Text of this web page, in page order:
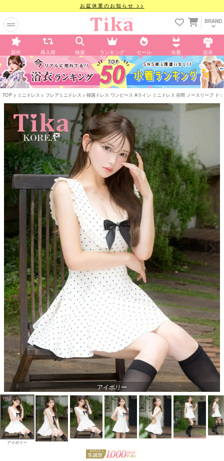
お盆休業のお知らせ >>
BRAND
新作 再入荷 検索 ランキング セール 水着 浴衣
TOP ミニドレス フレアミニドレス 韓国ドレス ワンピース Aライン ミニドレス 谷間 ノースリーブ ド
アイボリー
アイボリー